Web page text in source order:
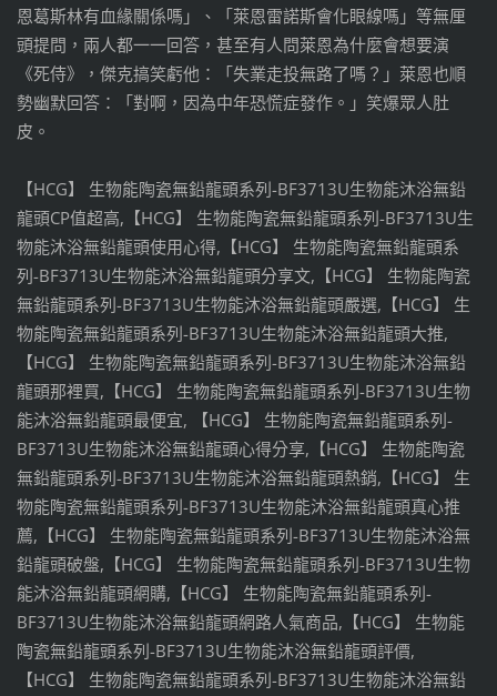
恩葛斯林有血緣關係嗎」、「萊恩雷諾斯會化眼線嗎」等無厘
頭提問，兩人都一一回答，甚至有人問萊恩為什麼會想要演
《死侍》，傑克搞笑虧他：「失業走投無路了嗎？」萊恩也順
勢幽默回答：「對啊，因為中年恐慌症發作。」笑爆眾人肚
皮。
【HCG】 生物能陶瓷無鉛龍頭系列-BF3713U生物能沐浴無鉛
龍頭CP值超高,【HCG】 生物能陶瓷無鉛龍頭系列-BF3713U生
物能沐浴無鉛龍頭使用心得,【HCG】 生物能陶瓷無鉛龍頭系
列-BF3713U生物能沐浴無鉛龍頭分享文,【HCG】 生物能陶瓷
無鉛龍頭系列-BF3713U生物能沐浴無鉛龍頭嚴選,【HCG】 生
物能陶瓷無鉛龍頭系列-BF3713U生物能沐浴無鉛龍頭大推,
【HCG】 生物能陶瓷無鉛龍頭系列-BF3713U生物能沐浴無鉛
龍頭那裡買,【HCG】 生物能陶瓷無鉛龍頭系列-BF3713U生物
能沐浴無鉛龍頭最便宜, 【HCG】 生物能陶瓷無鉛龍頭系列-
BF3713U生物能沐浴無鉛龍頭心得分享,【HCG】 生物能陶瓷
無鉛龍頭系列-BF3713U生物能沐浴無鉛龍頭熱銷,【HCG】 生
物能陶瓷無鉛龍頭系列-BF3713U生物能沐浴無鉛龍頭真心推
薦,【HCG】 生物能陶瓷無鉛龍頭系列-BF3713U生物能沐浴無
鉛龍頭破盤,【HCG】 生物能陶瓷無鉛龍頭系列-BF3713U生物
能沐浴無鉛龍頭網購,【HCG】 生物能陶瓷無鉛龍頭系列-
BF3713U生物能沐浴無鉛龍頭網路人氣商品,【HCG】 生物能
陶瓷無鉛龍頭系列-BF3713U生物能沐浴無鉛龍頭評價,
【HCG】 生物能陶瓷無鉛龍頭系列-BF3713U生物能沐浴無鉛